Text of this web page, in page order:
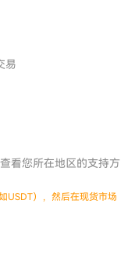
易
看您所在地区的支持方
USDT），然后在现货市场